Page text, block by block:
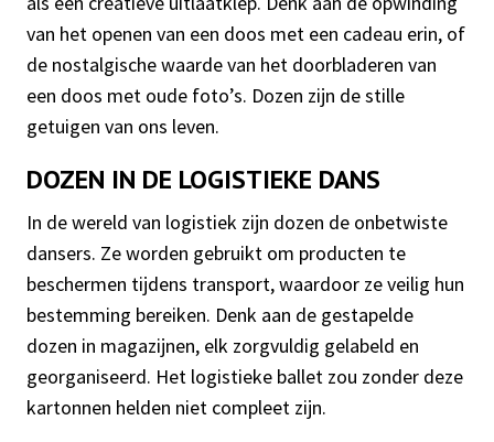
van het openen van een doos met een cadeau erin, of
de nostalgische waarde van het doorbladeren van
een doos met oude foto’s. Dozen zijn de stille
getuigen van ons leven.
DOZEN IN DE LOGISTIEKE DANS
In de wereld van logistiek zijn dozen de onbetwiste
dansers. Ze worden gebruikt om producten te
beschermen tijdens transport, waardoor ze veilig hun
bestemming bereiken. Denk aan de gestapelde
dozen in magazijnen, elk zorgvuldig gelabeld en
georganiseerd. Het logistieke ballet zou zonder deze
kartonnen helden niet compleet zijn.